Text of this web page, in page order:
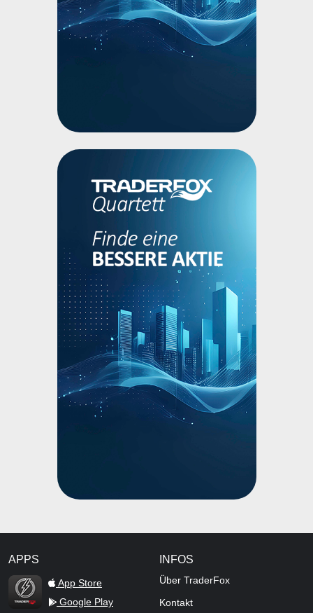
APPS
TraderFox Flash
App Store
Google Play
INFOS
Über TraderFox
Kontakt